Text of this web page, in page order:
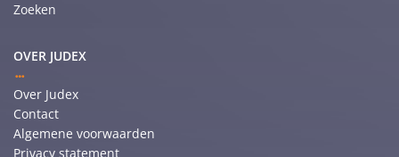
Zoeken
OVER JUDEX
Over Judex
Contact
Algemene voorwaarden
Privacy statement